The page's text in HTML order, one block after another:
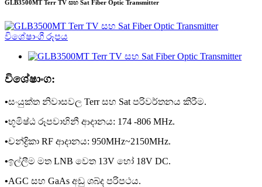
GLB3500MT Terr TV සහ Sat Fiber Optic Transmitter
විශේෂාංග:
•සංයුක්ත නිවාසවල Terr සහ Sat පරිවර්තනය කිරීම.
•භූමිෂ්ඨ රූපවාහිනී ආදානය: 174 -806 MHz.
•චන්ද්‍රිකා RF ආදානය: 950MHz~2150MHz.
•ඉල්ලීම මත LNB වෙත 13V හෝ 18V DC.
•AGC සහ GaAs අඩු ශබ්ද පරිපථය.